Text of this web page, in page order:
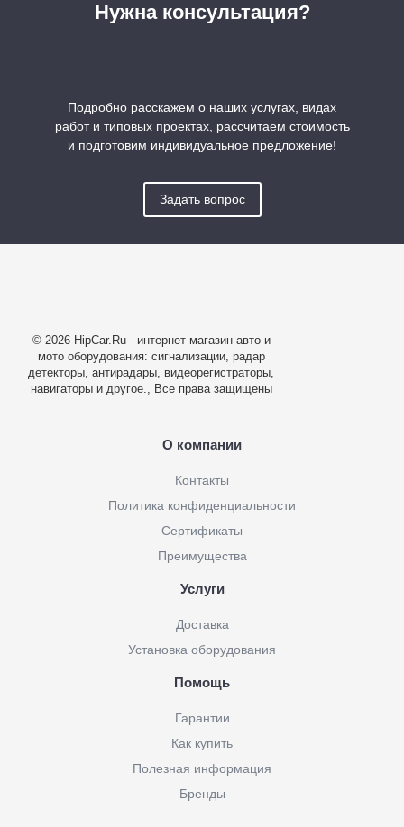
Нужна консультация?
Подробно расскажем о наших услугах, видах
работ и типовых проектах, рассчитаем стоимость
и подготовим индивидуальное предложение!
Задать вопрос
© 2026 HipCar.Ru - интернет магазин авто и
мото оборудования: сигнализации, радар
детекторы, антирадары, видеорегистраторы,
навигаторы и другое., Все права защищены
О компании
Контакты
Политика конфиденциальности
Сертификаты
Преимущества
Услуги
Доставка
Установка оборудования
Помощь
Гарантии
Как купить
Полезная информация
Бренды